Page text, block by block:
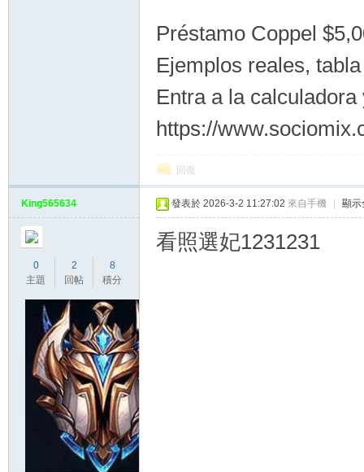
Préstamo Coppel
Ejemplos reales,
Entra a la
https://
回復
King565634
0
主題
2
回帖
8
積分
發表於 2026-3-2 11:27:02 來自手機 顯示
看照選妃1231231